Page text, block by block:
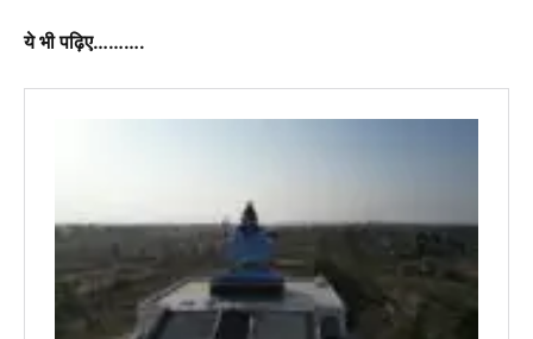
ये भी पढ़िए……….